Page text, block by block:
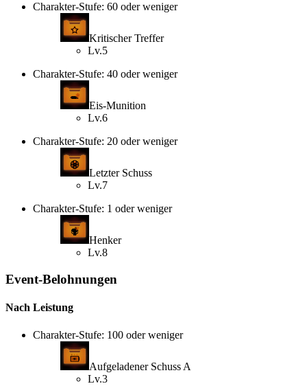
Charakter-Stufe: 60 oder weniger
Kritischer Treffer
Lv.5
Charakter-Stufe: 40 oder weniger
Eis-Munition
Lv.6
Charakter-Stufe: 20 oder weniger
Letzter Schuss
Lv.7
Charakter-Stufe: 1 oder weniger
Henker
Lv.8
Event-Belohnungen
Nach Leistung
Charakter-Stufe: 100 oder weniger
Aufgeladener Schuss A
Lv.3